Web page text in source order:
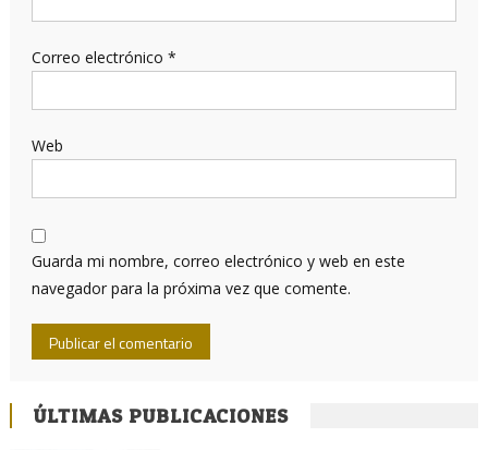
Correo electrónico *
Web
Guarda mi nombre, correo electrónico y web en este
navegador para la próxima vez que comente.
ÚLTIMAS PUBLICACIONES